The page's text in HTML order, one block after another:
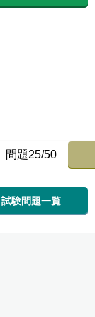
問題25/50
試験問題一覧